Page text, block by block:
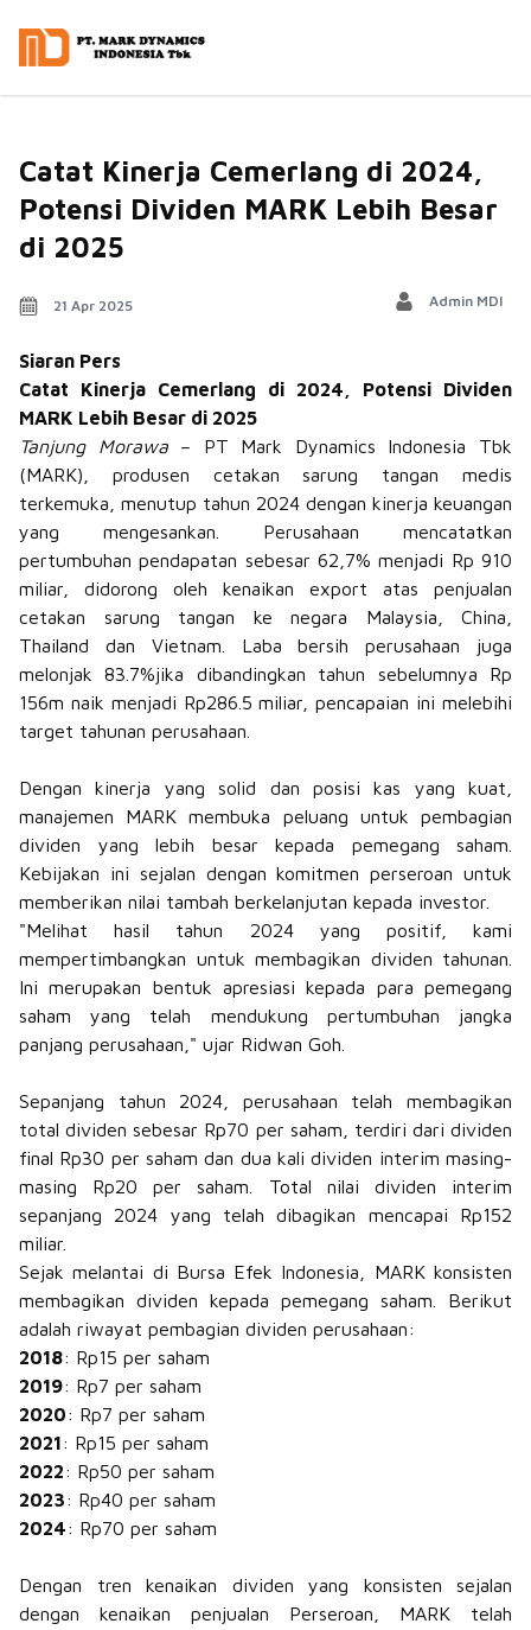
Mark Dynamics
Catat Kinerja Cemerlang di 2024,
Potensi Dividen MARK Lebih Besar
di 2025
21 Apr 2025 Admin MDI
Siaran Pers
Catat Kinerja Cemerlang di 2024, Potensi Dividen
MARK Lebih Besar di 2025
Tanjung Morawa– PT Mark Dynamics Indonesia Tbk
(MARK), produsen cetakan sarung tangan medis
terkemuka, menutup tahun 2024 dengan kinerja keuangan
yang mengesankan. Perusahaan mencatatkan
pertumbuhan pendapatan sebesar 62,7% menjadi Rp 910
miliar, didorong oleh kenaikan export atas penjualan
cetakan sarung tangan ke negara Malaysia, China,
Thailand dan Vietnam. Laba bersih perusahaan juga
melonjak 83.7%jika dibandingkan tahun sebelumnya Rp
156m naik menjadi Rp286.5 miliar, pencapaian ini melebihi
target tahunan perusahaan.
Dengan kinerja yang solid dan posisi kas yang kuat,
manajemen MARK membuka peluang untuk pembagian
dividen yang lebih besar kepada pemegang saham.
Kebijakan ini sejalan dengan komitmen perseroan untuk
memberikan nilai tambah berkelanjutan kepada investor.
"Melihat hasil tahun 2024 yang positif, kami
mempertimbangkan untuk membagikan dividen tahunan.
Ini merupakan bentuk apresiasi kepada para pemegang
saham yang telah mendukung pertumbuhan jangka
panjang perusahaan," ujar Ridwan Goh.
Sepanjang tahun 2024, perusahaan telah membagikan
total dividen sebesar Rp70 per saham, terdiri dari dividen
final Rp30 per saham dan dua kali dividen interim masing-
masing Rp20 per saham. Total nilai dividen interim
sepanjang 2024 yang telah dibagikan mencapai Rp152
miliar.​
Sejak melantai di Bursa Efek Indonesia, MARK konsisten
membagikan dividen kepada pemegang saham. Berikut
adalah riwayat pembagian dividen perusahaan:​
2018: Rp15 per saham
2019: Rp7 per saham
2020: Rp7 per saham
2021: Rp15 per saham
2022: Rp50 per saham
2023: Rp40 per saham
2024: Rp70 per saham
Dengan tren kenaikan dividen yang konsisten sejalan
dengan kenaikan penjualan Perseroan, MARK telah